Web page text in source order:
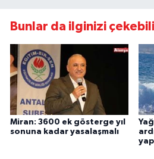
Bunlar da ilginizi
Miran: 3600 ek gösterge yıl
sonuna kadar yasalaşmalı